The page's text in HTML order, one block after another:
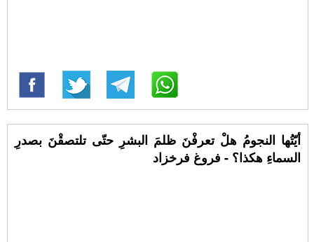
أيّتُها النجومُ هلْ تعرفْنَ ظلمَ البشرِ حتّى تلتصقْنَ بصدرِ
السماءِ هكذا؟ - فروغ فرخزاد